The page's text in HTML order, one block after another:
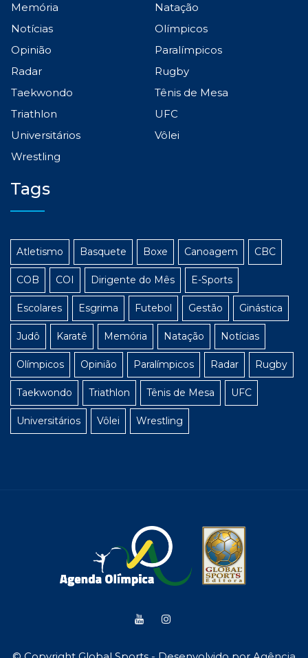
Memória
Natação
Notícias
Olímpicos
Opinião
Paralímpicos
Radar
Rugby
Taekwondo
Tênis de Mesa
Triathlon
UFC
Universitários
Vôlei
Wrestling
Tags
Atletismo Basquete Boxe Canoagem CBC
COB COI Dirigente do Mês E-Sports
Escolares Esgrima Futebol Gestão Ginástica
Judô Karatê Memória Natação Notícias
Olímpicos Opinião Paralímpicos Radar Rugby
Taekwondo Triathlon Tênis de Mesa UFC
Universitários Vôlei Wrestling